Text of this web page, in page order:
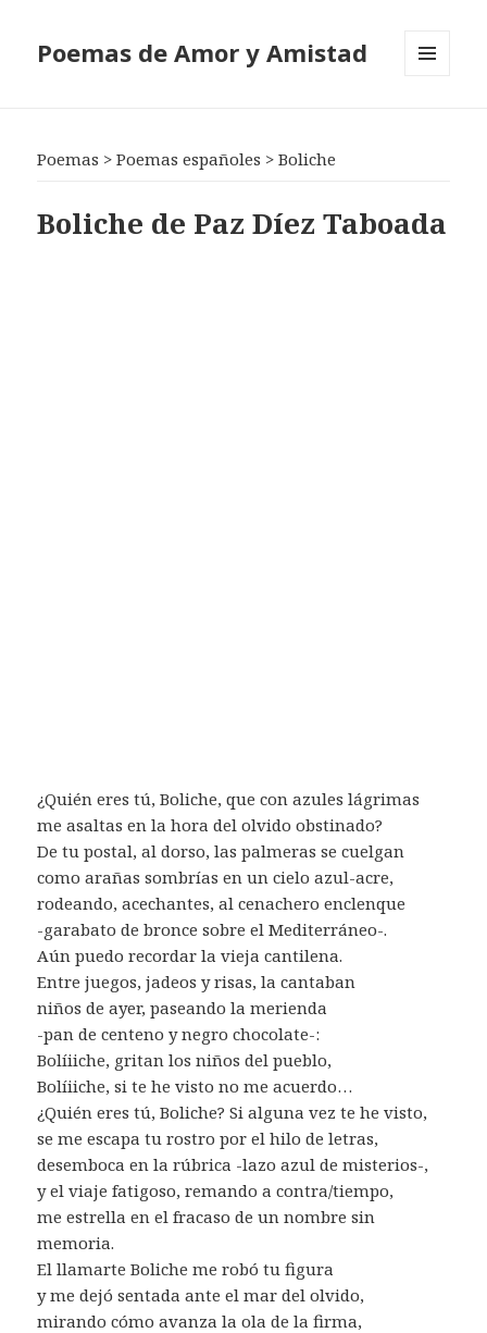
Poemas de Amor y Amistad
Poemas >Poemas españoles >Boliche
Boliche de Paz Díez Taboada
¿Quién eres tú, Boliche, que con azules lágrimas
me asaltas en la hora del olvido obstinado?
De tu postal, al dorso, las palmeras se cuelgan
como arañas sombrías en un cielo azul-acre,
rodeando, acechantes, al cenachero enclenque
-garabato de bronce sobre el Mediterráneo-.
Aún puedo recordar la vieja cantilena.
Entre juegos, jadeos y risas, la cantaban
niños de ayer, paseando la merienda
-pan de centeno y negro chocolate-:
Bolíiiche, gritan los niños del pueblo,
Bolíiiche, si te he visto no me acuerdo…
¿Quién eres tú, Boliche? Si alguna vez te he visto,
se me escapa tu rostro por el hilo de letras,
desemboca en la rúbrica -lazo azul de misterios-,
y el viaje fatigoso, remando a contra/tiempo,
me estrella en el fracaso de un nombre sin
memoria.
El llamarte Boliche me robó tu figura
y me dejó sentada ante el mar del olvido,
mirando cómo avanza la ola de la firma,